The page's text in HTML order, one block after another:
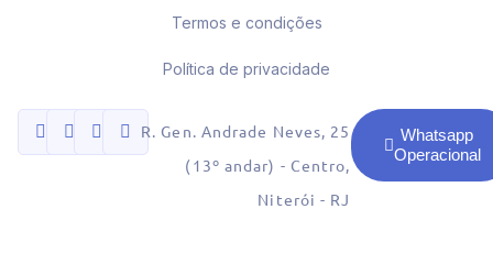
Termos e condições
Política de privacidade
R. Gen. Andrade Neves, 25
(13º andar) - Centro,
Niterói - RJ
Whatsapp
Operacional